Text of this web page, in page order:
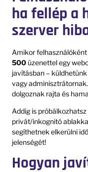
ha fellép a
szerver
Amikor
500 üzenettel egy
javításban –
vagy
dolgoznak rajta és
Addig is
privát/inkognitó
segíthetnek elkerülni
jelenségét!
Hogyan